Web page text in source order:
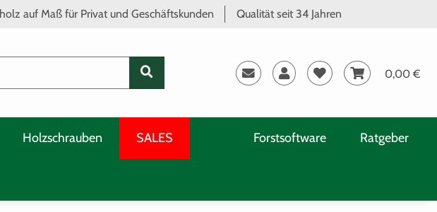
auf Maß für Privat und Geschäftskunden Qualität seit 34 Jahren
0,00 €
Holzschrauben SALES Forstsoftware Ratgeber